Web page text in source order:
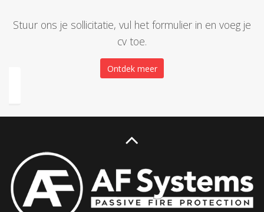
Stuur ons je sollicitatie, vul het formulier in en voeg je
cv toe.
Ontdek meer